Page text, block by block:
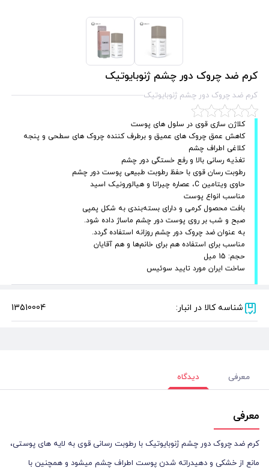
کرم ضد چروک دور چشم ژنوبایوتیک
کرم ضد چروک دور چشم ژنوبایوتیک
کلاژن سازی قوی در سلول های پوست
کاهش عمق چروک های عمیق و برطرف کننده چروک های سطحی و پنجه
کلاغی اطراف چشم
تغذیه رسانی بالا و رفع خستگی دور چشم
رطوبت رسان قوی با حفظ رطوبت طبیعی پوست دور چشم
حاوی ویتامین C، عصاره چیراتا و هیالورونیک اسید
مناسب انواع پوست
بافت محصول کرمی و دارای بسته‌بندی به شکل پمپی
صبح و شب بر روی پوست دور چشم ماساژ داده شود.
به عنوان ضد چروک دور چشم روزانه استفاده گردد.
مناسب برای استفاده هم برای خانم‌ها و هم آقایان
حجم: 15 میل
ساخت ایران مورد تایید سوئیس
شناسه کالا در انبار: 13510004
معرفی دیدگاه
معرفی
کرم ضد چروک دور چشم ژنوبایوتیک با رطوبت رسانی قوی به لایه های پوستی،
مانع از خشکی و دهیدراته شدن پوست اطراف چشم میشود و همچنین با